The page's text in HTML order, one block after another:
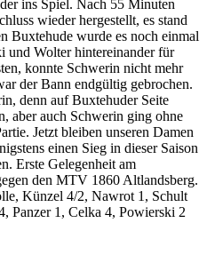
ins Spiel. Nach 55 Minuten
wieder hergestellt, es stand
Buxtehude wurde es noch einmal
und Wolter hintereinander für
konnte Schwerin nicht mehr
der Bann endgültig gebrochen.
denn auf Buxtehuder Seite
aber auch Schwerin ging ohne
Jetzt bleiben unseren Damen
einen Sieg in dieser Saison
Erste Gelegenheit am
den MTV 1860 Altlandsberg.
Künzel 4/2, Nawrot 1, Schult
Panzer 1, Celka 4, Powierski 2